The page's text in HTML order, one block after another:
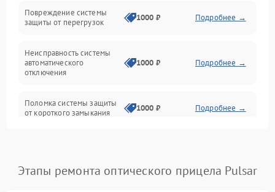
Электропитание
Механика
Корпус/Герметичность
Повреждение системы
защиты от перегрузок
1000 ₽ Подробнее →
Неисправность системы
автоматического
отключения
1000 ₽ Подробнее →
Поломка системы защиты
от короткого замыкания
1000 ₽ Подробнее →
Этапы ремонта оптического прицела Pulsar